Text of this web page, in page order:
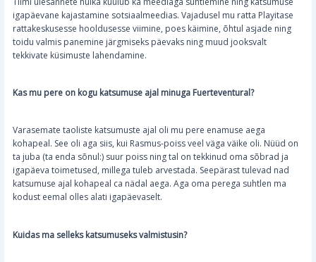
igapäevane kajastamine sotsiaalmeedias. Vajadusel mu ratta Playitase
rattakeskusesse hooldusesse viimine, poes käimine, õhtul asjade ning
toidu valmis panemine järgmiseks päevaks ning muud jooksvalt
tekkivate küsimuste lahendamine.
Kas mu pere on kogu katsumuse ajal minuga Fuerteventural?
Varasemate taoliste katsumuste ajal oli mu pere enamuse aega
kohapeal. See oli aga siis, kui Rasmus-poiss veel väga väike oli. Nüüd on
ta juba (ta enda sõnul:) suur poiss ning tal on tekkinud oma sõbrad ja
igapäeva toimetused, millega tuleb arvestada. Seepärast tulevad nad
katsumuse ajal kohapeal ca nädal aega. Aga oma perega suhtlen ma
kodust eemal olles alati igapäevaselt.
Kuidas ma selleks katsumuseks valmistusin?